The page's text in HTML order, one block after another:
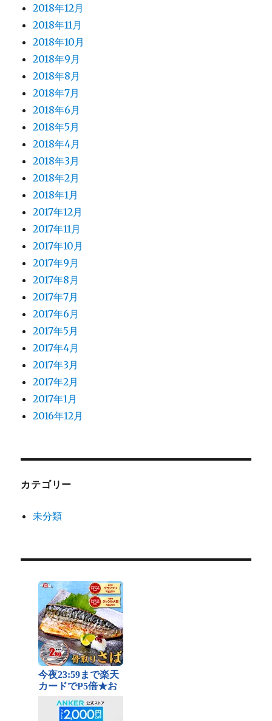
2018年12月
2018年11月
2018年10月
2018年9月
2018年8月
2018年7月
2018年6月
2018年5月
2018年4月
2018年3月
2018年2月
2018年1月
2017年12月
2017年11月
2017年10月
2017年9月
2017年8月
2017年7月
2017年6月
2017年5月
2017年4月
2017年3月
2017年2月
2017年1月
2016年12月
カテゴリー
未分類